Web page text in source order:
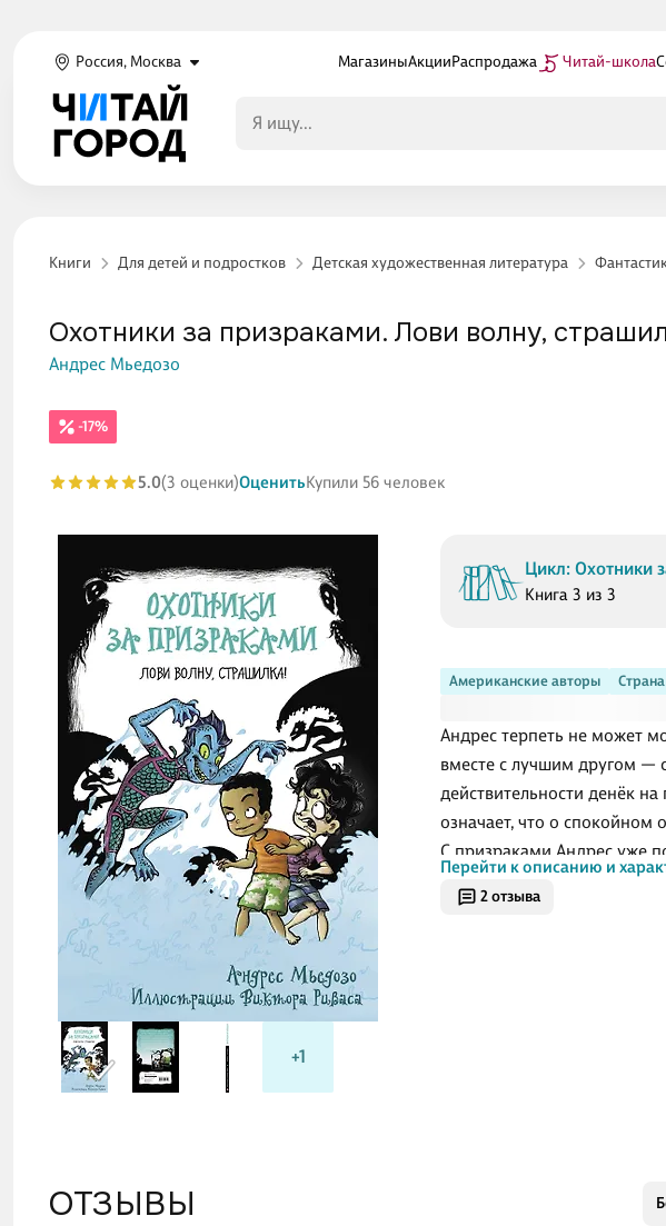
Россия, Москва МагазиныАкцииРаспродажа Читай-школа
Книги Для детей и подростков Детская художественная литература
+1
2 отзыва
Цикл: Охотники
Книга 3 из 3
Американские авторы
Андрес терпеть не может
вместе с лучшим другом —
действительности денёк
означает, что о спокойном
С призраками Андрес уже
появляются ещё более
замышляют что-то
Перейти к описанию и
-17%
Охотники за призраками. Лови волну,
Андрес Мьедозо
5.0(3 оценки)ОценитьКупили 56 человек
ОТЗЫВЫ